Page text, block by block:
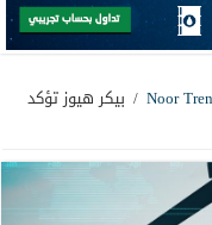
/ بيكر هيوز تؤكد